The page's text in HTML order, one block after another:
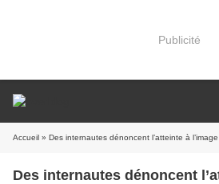
Publicité
Accueil » Des internautes dénoncent l’atteinte à l’image de la femme portée par le
Des internautes dénoncent